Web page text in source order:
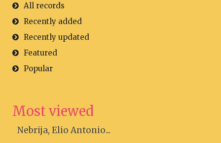
All records
Recently added
Recently updated
Featured
Popular
Most viewed
Nebrija, Elio Antonio...